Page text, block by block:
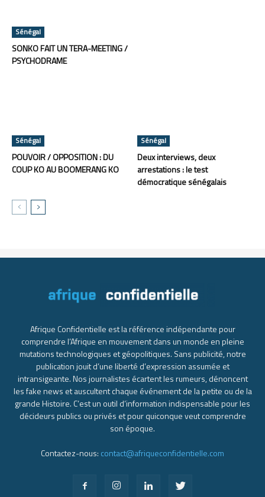
Sénégal
SONKO FAIT UN TERA-MEETING /
PSYCHODRAME
Sénégal
POUVOIR / OPPOSITION : DU
COUP KO AU BOOMERANG KO
Sénégal
Deux interviews, deux
arrestations : le test
démocratique sénégalais
Afrique Confidentielle est la référence indépendante pour
comprendre l’Afrique en mouvement dans un monde en pleine
mutations technologiques et géopolitiques. Sans publicité, notre
publication jouit d’une liberté d’expression assumée et
intransigeante. Nos journalistes écartent les rumeurs, dénoncent
les fake news et auscultent chaque événement de la petite ou de la
grande Histoire. C’est un outil d’information indispensable pour les
décideurs publics ou privés et pour quiconque veut comprendre
son époque.
Contactez-nous: contact@afriqueconfidentielle.com